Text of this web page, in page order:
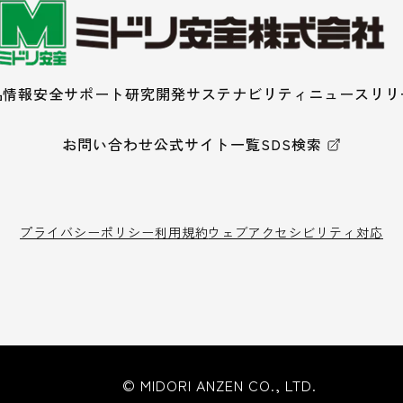
報安全サポート研究開発サステナビリティ ニュースリ
お問い合わせ公式サイト一覧SDS検索
プライバシーポリシー利用規約ウェブアクセシビリティ対応
© MIDORI ANZEN CO., LTD.